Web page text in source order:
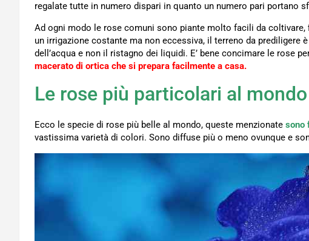
regalate tutte in numero dispari in quanto un numero pari portano
Ad ogni modo le rose comuni sono piante molto facili da
un irrigazione costante ma non eccessiva, il terreno da prediligere
dell’acqua e non il ristagno dei liquidi. E’ bene concimare le rose
macerato di ortica che si prepara facilmente a casa.
Le rose più particolari al mondo
Ecco le specie di rose più belle al mondo, queste menzionate sono
vastissima varietà di colori. Sono diffuse più o meno ovunque e